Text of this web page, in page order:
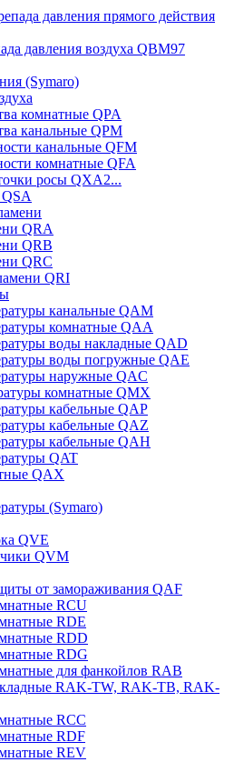
давления прямого действия
давления воздуха QBM97
(Symaro)
комнатные QPA
канальные QPM
канальные QFM
комнатные QFA
росы QXA2...
QRA
QRB
QRC
QRI
канальные QAM
комнатные QAA
воды накладные QAD
воды погружные QAE
наружные QAC
комнатные QMX
кабельные QAP
кабельные QAZ
кабельные QAH
QAT
QAX
(Symaro)
QVE
QVM
от замораживания QAF
RCU
RDE
RDD
RDG
для фанкойлов RAB
RAK-TW, RAK-TB, RAK-
RCC
RDF
REV